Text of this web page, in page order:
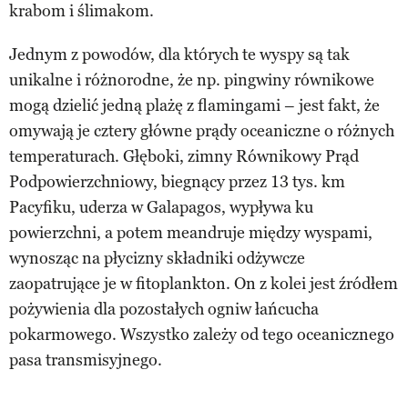
krabom i ślimakom.
Jednym z powodów, dla których te wyspy są tak
unikalne i różnorodne, że np. pingwiny równikowe
mogą dzielić jedną plażę z flamingami – jest fakt, że
omywają je cztery główne prądy oceaniczne o różnych
temperaturach. Głęboki, zimny Równikowy Prąd
Podpowierzchniowy, biegnący przez 13 tys. km
Pacyfiku, uderza w Galapagos, wypływa ku
powierzchni, a potem meandruje między wyspami,
wynosząc na płycizny składniki odżywcze
zaopatrujące je w fitoplankton. On z kolei jest źródłem
pożywienia dla pozostałych ogniw łańcucha
pokarmowego. Wszystko zależy od tego oceanicznego
pasa transmisyjnego.